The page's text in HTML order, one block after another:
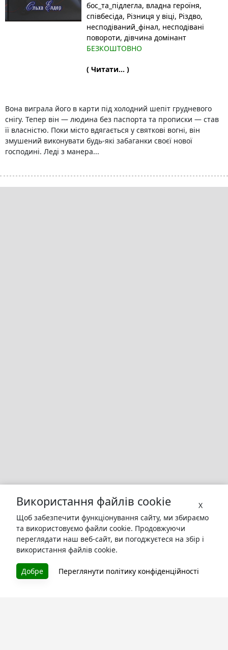
бос_та_підлегла, владна героїня,
співбесіда, Різниця у віці, Різдво,
несподіваний_фінал, несподівані
повороти, дівчина домінант
БЕЗКОШТОВНО
( Читати... )
Вона виграла його в карти під холодний шепіт грудневого
снігу. Тепер він — людина без паспорта та прописки — став
її власністю. Поки місто вдягається у святкові вогні, він
змушений виконувати будь-які забаганки своєї нової
господині. Леді з манера...
X
Використання файлів cookie
Щоб забезпечити функціонування сайту, ми збираємо
та використовуємо файли cookie. Продовжуючи
переглядати наш веб-сайт, ви погоджуєтеся на збір і
використання файлів cookie.
Добре Переглянути політику конфіденційності